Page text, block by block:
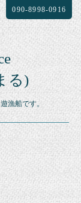
る)
漁船です。
090-8998-0916